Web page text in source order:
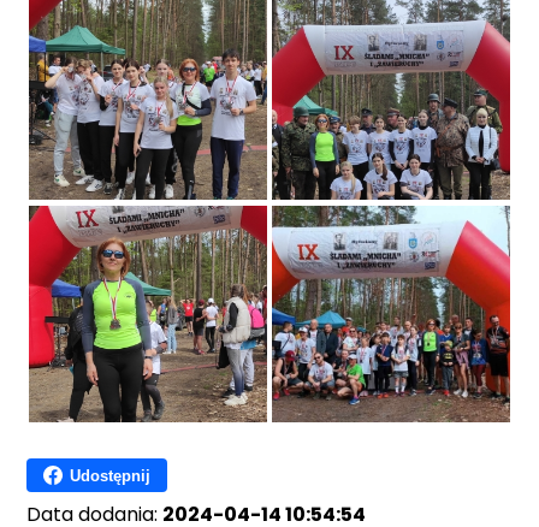
Udostępnij
Data dodania: 2024-04-14 10:54:54